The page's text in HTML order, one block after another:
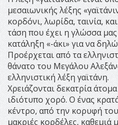
μεσαιωνικής λέξης
κορδόνι, λωρίδα, ταινία,
τάση που έχει η γλώσσα
κατάληξη «-άκι» για να
Προέρχεται από τα
θάνατο του Μεγάλου
ελληνιστική λέξη γαϊτάνη.
Χρειάζονται δεκατρία
ιδιότυπο χορό. Ο ένας
κέντρο, από την κορυφή
μακριές κορδέλες,